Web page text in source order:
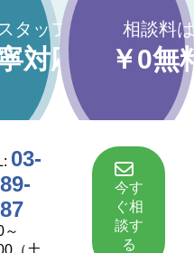
タッフが
対応
相談料は
￥0無
03-
～
（土
今す
ぐ相
談す
る